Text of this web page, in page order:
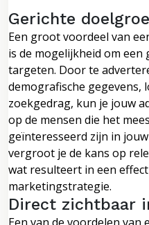
Gerichte
Een groot voordeel van
is de mogelijkheid om
targeten. Door te
demografische gegevens,
zoekgedrag, kun je jouw
op de mensen die het
geïnteresseerd zijn in
vergroot je de kans op
wat resulteert in een
marketingstrategie.
Direct zichtbaar
Een van de voordelen van